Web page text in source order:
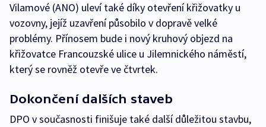
Vilamové (ANO) uleví také díky otevření křižovatky u
vozovny, jejíž uzavření působilo v dopravě velké
problémy. Přínosem bude i nový kruhový objezd na
křižovatce Francouzské ulice u Jilemnického náměstí,
který se rovněž otevře ve čtvrtek.
Dokončení dalších staveb
DPO v současnosti finišuje také další důležitou stavbu,